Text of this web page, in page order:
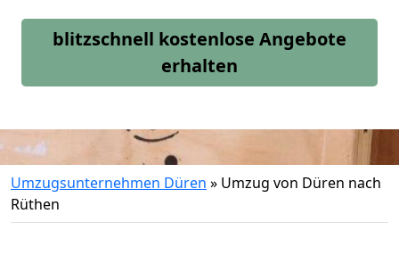
blitzschnell kostenlose Angebote
erhalten
Umzugsunternehmen Düren » Umzug von Düren nach
Rüthen